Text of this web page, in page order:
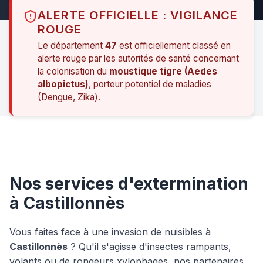
ALERTE OFFICIELLE : VIGILANCE
ROUGE
Le département 47 est officiellement classé en
alerte rouge par les autorités de santé concernant
la colonisation du moustique tigre (Aedes
albopictus), porteur potentiel de maladies
(Dengue, Zika).
Nos services d'extermination
à Castillonnès
Vous faites face à une invasion de nuisibles à
Castillonnès ? Qu'il s'agisse d'insectes rampants,